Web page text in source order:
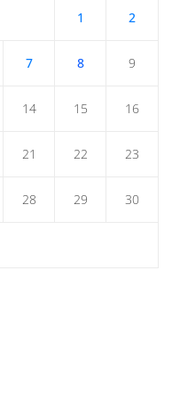
1 2
7 8 9
14 15 16
21 22 23
28 29 30